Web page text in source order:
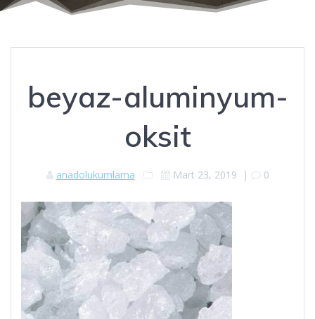
beyaz-aluminyum-
oksit
anadolukumlama Mart 23, 2019 | 0